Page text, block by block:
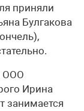
приняли
Булгакова
ООО
Ирина
занимается